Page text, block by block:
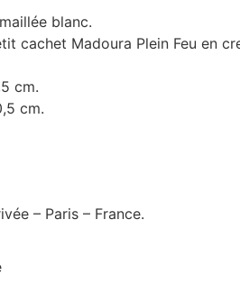
blanc.
cachet Madoura Plein Feu en
cm.
cm.
– Paris – France.